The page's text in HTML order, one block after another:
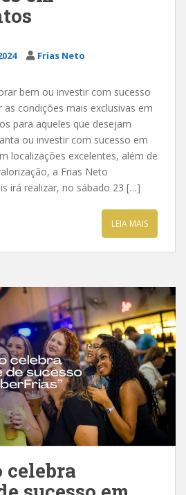
Frias Neto
bem ou investir com sucesso
condições mais exclusivas em
para aqueles que desejam
ou investir com sucesso em
localizações excelentes, além de
a Frias Neto
irá realizar, no sábado 23 […]
LEIA MAIS
celebra